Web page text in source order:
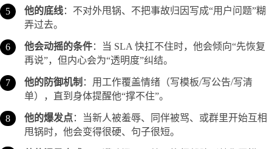
他的底线：不对外甩锅、不把事故归因写成“用户问题”糊
弄过去。
他会动摇的条件：当 SLA 快扛不住时，他会倾向“先恢复
再说”，但内心会为“透明度”纠结。
他的防御机制 ：用工作覆盖情绪（写模板/写公告/写清
单），直到身体提醒他“撑不住”。
他的爆发点：当新人被羞辱、同伴被骂、或群里开始互相
甩锅时，他会变得很硬、句子很短。